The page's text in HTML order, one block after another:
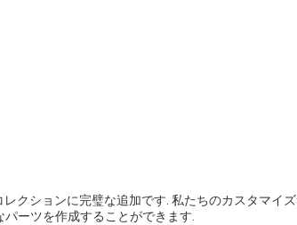
クションに完璧な追加です. 私たちのカスタマイ
ーツを作成することができます.